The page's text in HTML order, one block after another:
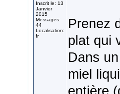
Inscrit le: 13
Janvier
2015
Messages:
44
Localisation:
fr
Prenez
plat qui
Dans
miel
entière